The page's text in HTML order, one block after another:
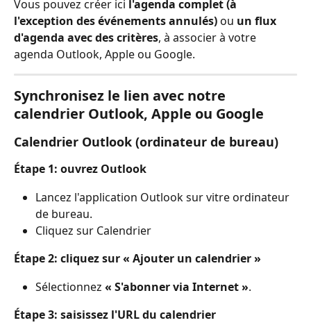
Vous pouvez créer ici l'agenda complet (à
l'exception des événements annulés) ou un flux
d'agenda avec des critères, à associer à votre
agenda Outlook, Apple ou Google.
Synchronisez le lien avec notre
calendrier Outlook, Apple ou Google
Calendrier Outlook (ordinateur de bureau)
Étape 1: ouvrez Outlook
Lancez l'application Outlook sur vitre ordinateur
de bureau.
Cliquez sur Calendrier
Étape 2: cliquez sur « Ajouter un calendrier »
Sélectionnez « S'abonner via Internet ».
Étape 3: saisissez l'URL du calendrier